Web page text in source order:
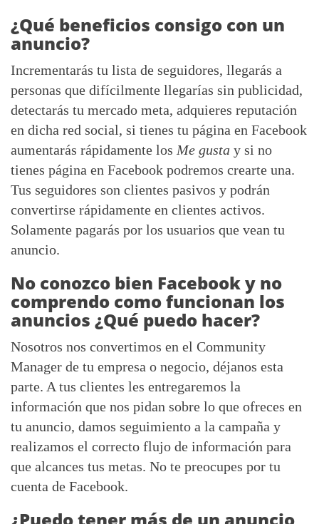
¿Qué beneficios consigo con un
anuncio?
Incrementarás tu lista de seguidores, llegarás a
personas que difícilmente llegarías sin publicidad,
detectarás tu mercado meta, adquieres reputación
en dicha red social, si tienes tu página en Facebook
aumentarás rápidamente los Me gusta y si no
tienes página en Facebook podremos crearte una.
Tus seguidores son clientes pasivos y podrán
convertirse rápidamente en clientes activos.
Solamente pagarás por los usuarios que vean tu
anuncio.
No conozco bien Facebook y no
comprendo como funcionan los
anuncios ¿Qué puedo hacer?
Nosotros nos convertimos en el Community
Manager de tu empresa o negocio, déjanos esta
parte. A tus clientes les entregaremos la
información que nos pidan sobre lo que ofreces en
tu anuncio, damos seguimiento a la campaña y
realizamos el correcto flujo de información para
que alcances tus metas. No te preocupes por tu
cuenta de Facebook.